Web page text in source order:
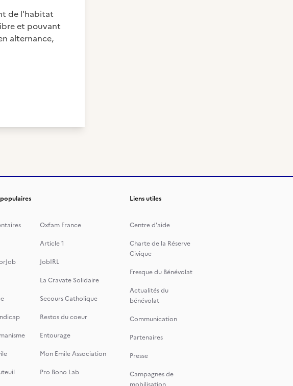
de l'habitat
et pouvant
alternance,
Oxfam France
Article 1
JobIRL
La Cravate Solidaire
Secours Catholique
Restos du coeur
Entourage
Mon Emile Association
Pro Bono Lab
Liens utiles
Centre d'aide
Charte de la Réserve
Civique
Fresque du Bénévolat
Actualités du
bénévolat
Communication
Partenaires
Presse
Campagnes de